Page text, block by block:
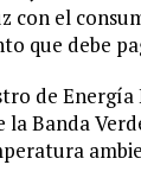
con el
que debe
de
Banda